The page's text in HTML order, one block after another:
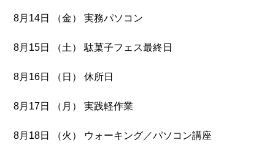
8月14日 （金） 実務パソコン
8月15日 （土） 駄菓子フェス最終日
8月16日 （日） 休所日
8月17日 （月） 実践軽作業
8月18日 （火） ウォーキング／パソコン講座